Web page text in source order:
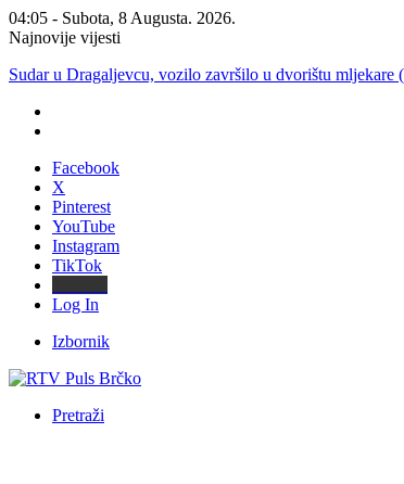
04:05 - Subota, 8 Augusta. 2026.
Najnovije vijesti
Mali Aleksej iz Teslića, prijevremeno rođena beba,
Facebook
X
Pinterest
YouTube
Instagram
TikTok
Log In
Izbornik
Pretraži